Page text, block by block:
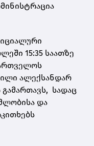
15:35 საათზე
ალექსანდარ
გამართავს, სადაც
და